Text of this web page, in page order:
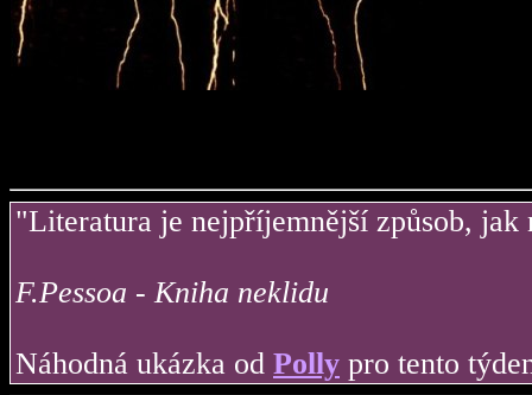
"Literatura je nejpříjemnější způsob,
F.Pessoa - Kniha neklidu
Náhodná ukázka od Polly pro tento